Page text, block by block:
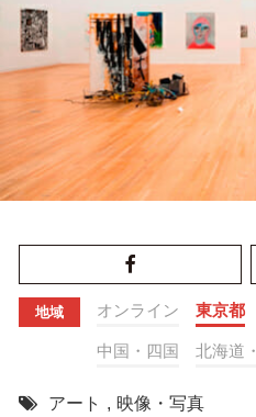
地域 オンライン 東京都
中国・四国 北海道
アート , 映像・写真